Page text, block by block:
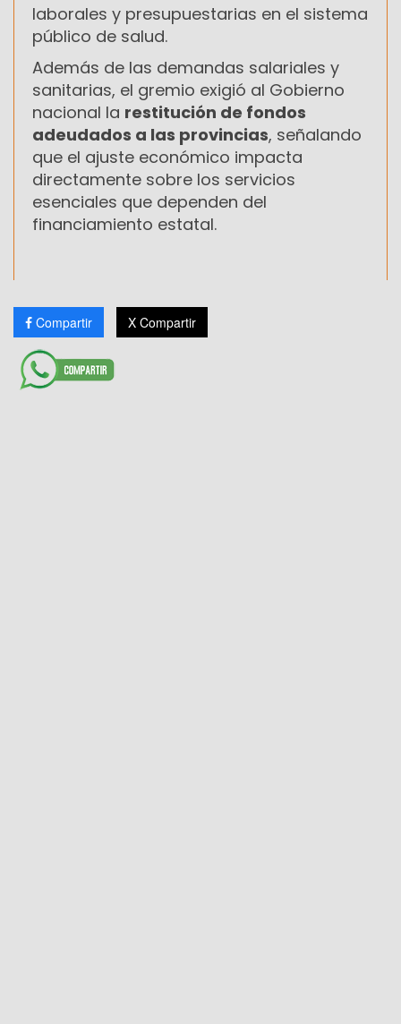
laborales y presupuestarias en el sistema
público de salud.
Además de las demandas salariales y
sanitarias, el gremio exigió al Gobierno
nacional la restitución de fondos
adeudados a las provincias, señalando
que el ajuste económico impacta
directamente sobre los servicios
esenciales que dependen del
financiamiento estatal.
Compartir X Compartir